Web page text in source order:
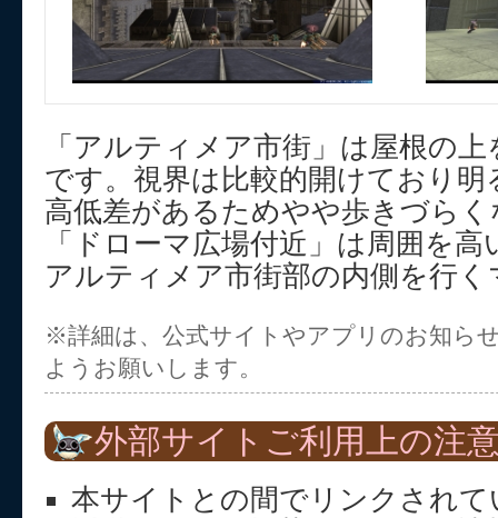
「アルティメア市街」は屋根の
です。視界は比較的開けており
高低差があるためやや歩きづら
「ドローマ広場付近」は周囲を
アルティメア市街部の内側を行
※詳細は、公式サイトやアプリのお知ら
ようお願いします。
外部サイトご利用上の注
本サイトとの間でリンクされ